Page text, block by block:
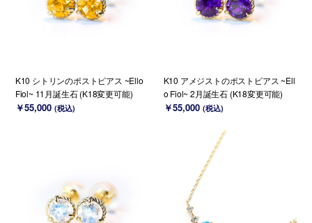
K10 シトリンのポストピアス ~Ello
Fiol~ 11月誕生石 (K18変更可能)
￥55,000 (税込)
K10 アメジストのポストピアス ~Ell
o Fiol~ 2月誕生石 (K18変更可能)
￥55,000 (税込)